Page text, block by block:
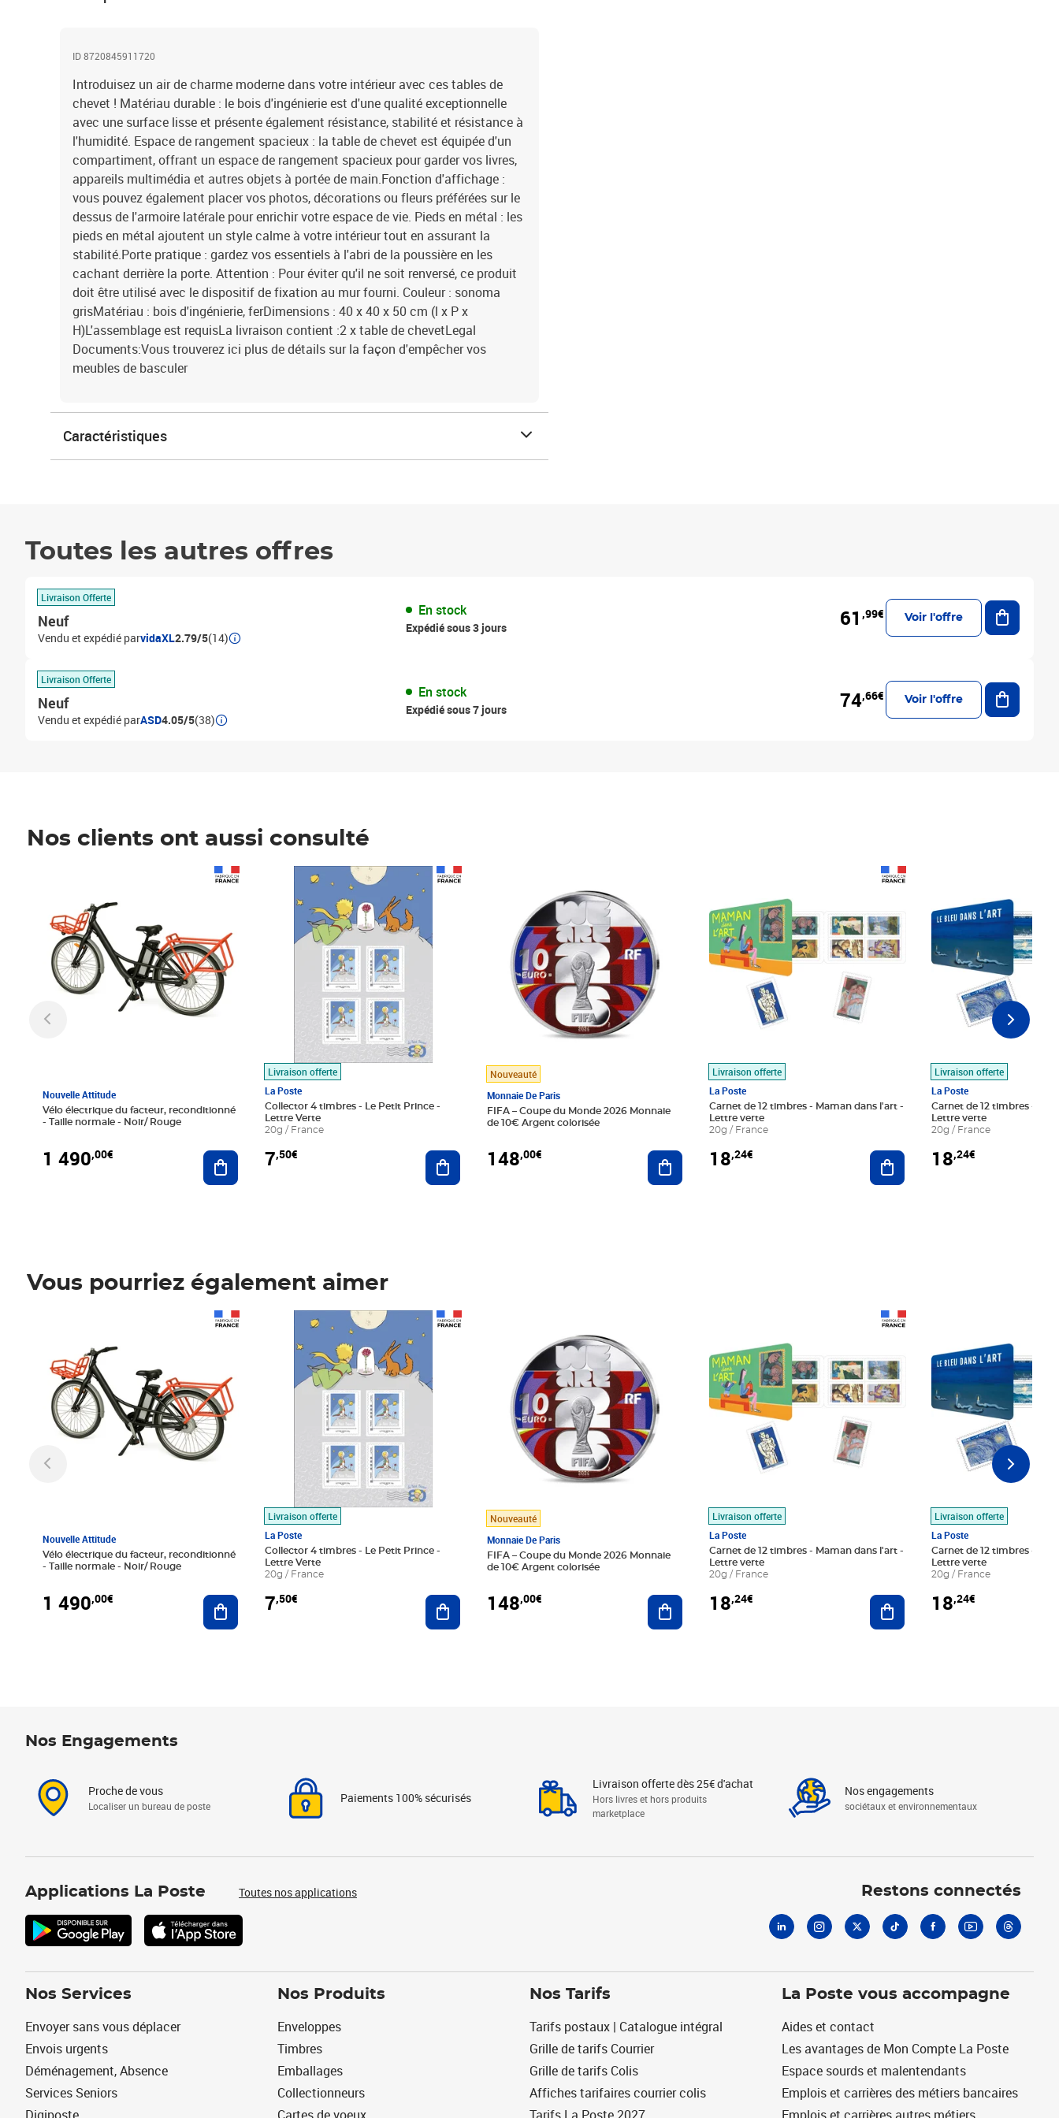
ID 8720845911720
Introduisez un air de charme moderne dans votre intérieur avec ces tables de
chevet ! Matériau durable : le bois d'ingénierie est d'une qualité exceptionnelle
avec une surface lisse et présente également résistance, stabilité et résistance à
l'humidité. Espace de rangement spacieux : la table de chevet est équipée d'un
compartiment, offrant un espace de rangement spacieux pour garder vos livres,
appareils multimédia et autres objets à portée de main.Fonction d'affichage :
vous pouvez également placer vos photos, décorations ou fleurs préférées sur le
dessus de l'armoire latérale pour enrichir votre espace de vie. Pieds en métal : les
pieds en métal ajoutent un style calme à votre intérieur tout en assurant la
stabilité.Porte pratique : gardez vos essentiels à l'abri de la poussière en les
cachant derrière la porte. Attention : Pour éviter qu'il ne soit renversé, ce produit
doit être utilisé avec le dispositif de fixation au mur fourni. Couleur : sonoma
grisMatériau : bois d'ingénierie, ferDimensions : 40 x 40 x 50 cm (l x P x
H)L'assemblage est requisLa livraison contient :2 x table de chevetLegal
Documents:Vous trouverez ici plus de détails sur la façon d'empêcher vos
meubles de basculer
Caractéristiques
Toutes les autres offres
Livraison Offerte
Neuf
Vendu et expédié parvidaXL2.79/5(14)
En stock
Expédié sous 3 jours 61 ,99€ Voir l'offre
Ajouter
Livraison Offerte
Neuf
Vendu et expédié parASD4.05/5(38)
En stock
Expédié sous 7 jours 74,66€ Voir l'offre
Ajouter
Nos clients ont aussi consulté
Nouvelle Attitude
Vélo électrique du facteur, reconditionné
- Taille normale - Noir/ Rouge
1 490,00€ Ajouter au panier
Livraison offerte
La Poste
Collector 4 timbres - Le Petit Prince -
Lettre Verte
20g / France
7,50€
Prix 7,50€
Ajouter au panier
Nouveauté
Monnaie De Paris
FIFA – Coupe du Monde 2026 Monnaie
de 10€ Argent colorisée
148,00€ Ajouter au panier
Livraison offerte
La Poste
Carnet de 12 timbres - Maman dans l'art -
Lettre verte
20g / France
18,24€ Ajouter au panier
Livraison offerte
La Poste
Carnet de 12 timbres - Le
Lettre verte
20g / France
18,24€
Vous pourriez également aimer
Nouvelle Attitude
Vélo électrique du facteur, reconditionné
- Taille normale - Noir/ Rouge
1 490,00€ Ajouter au panier
Livraison offerte
La Poste
Collector 4 timbres - Le Petit Prince -
Lettre Verte
20g / France
7,50€
Prix 7,50€
Ajouter au panier
Nouveauté
Monnaie De Paris
FIFA – Coupe du Monde 2026 Monnaie
de 10€ Argent colorisée
148,00€ Ajouter au panier
Livraison offerte
La Poste
Carnet de 12 timbres - Maman dans l'art -
Lettre verte
20g / France
18,24€ Ajouter au panier
Livraison offerte
La Poste
Carnet de 12 timbres - Le
Lettre verte
20g / France
18,24€
Nos Engagements
Proche de vous
Localiser un bureau de poste
Paiements 100% sécurisés
Livraison offerte dès 25€ d'achat
Hors livres et hors produits
marketplace
Nos engagements
sociétaux et environnementaux
Applications La Poste Toutes nos applications Restons connectés
Nos Services
Envoyer sans vous déplacer
Envois urgents
Déménagement, Absence
Services Seniors
Nos Produits
Enveloppes
Timbres
Emballages
Collectionneurs
Nos Tarifs
Tarifs postaux | Catalogue intégral
Grille de tarifs Courrier
Grille de tarifs Colis
Affiches tarifaires courrier colis
La Poste vous accompagne
Aides et contact
Les avantages de Mon Compte La Poste
Espace sourds et malentendants
Emplois et carrières des métiers bancaires